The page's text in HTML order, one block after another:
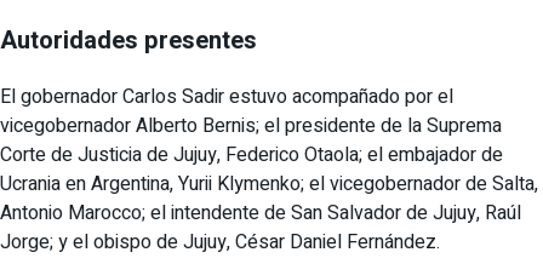
Autoridades presentes
El gobernador Carlos Sadir estuvo acompañado por el
vicegobernador Alberto Bernis; el presidente de la Suprema
Corte de Justicia de Jujuy, Federico Otaola; el embajador de
Ucrania en Argentina, Yurii Klymenko; el vicegobernador de Salta,
Antonio Marocco; el intendente de San Salvador de Jujuy, Raúl
Jorge; y el obispo de Jujuy, César Daniel Fernández.